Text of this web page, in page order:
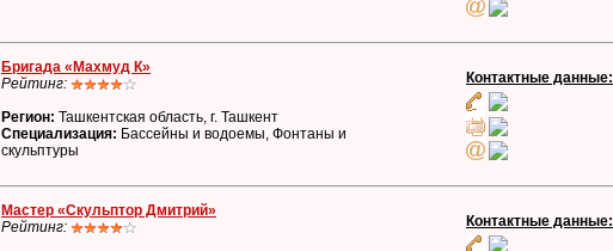
Бригада «Махмуд К»
Рейтинг:
Регион: Ташкентская область, г. Ташкент
Специализация: Бассейны и водоемы, Фонтаны и
скульптуры
Контактные данные:
Мастер «Скульптор Дмитрий»
Рейтинг:
Контактные данные: